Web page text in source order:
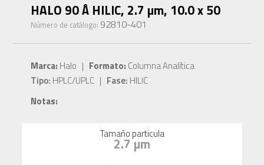
HALO 90 Å HILIC, 2.7 µm, 10.0 x 50
Número de catálogo: 92810-401
Marca: Halo | Formato: Columna Analítica
Tipo: HPLC/UPLC | Fase: HILIC
Notas:
Tamaño particula
2.7 µm